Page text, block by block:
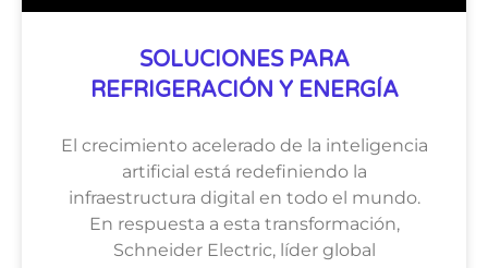
SOLUCIONES PARA
REFRIGERACIÓN Y ENERGÍA
El crecimiento acelerado de la inteligencia
artificial está redefiniendo la
infraestructura digital en todo el mundo.
En respuesta a esta transformación,
Schneider Electric, líder global